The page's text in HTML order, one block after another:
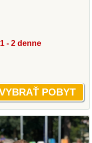
1 - 2 denne